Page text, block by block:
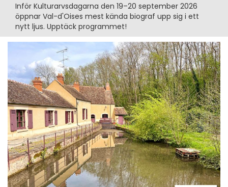
Inför Kulturarvsdagarna den 19–20 september 2026
öppnar Val-d'Oises mest kända biograf upp sig i ett
nytt ljus. Upptäck programmet!